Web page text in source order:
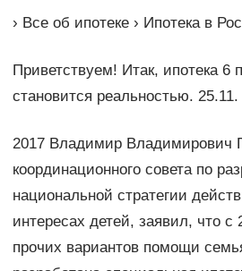
› Все об ипотеке › Ипотека в
Приветствуем! Итак, ипотека 6
становится реальностью. 25.11.
2017 Владимир Владимирович
координационного совета по
национальной стратегии
интересах детей, заявил, что с
прочих вариантов помощи